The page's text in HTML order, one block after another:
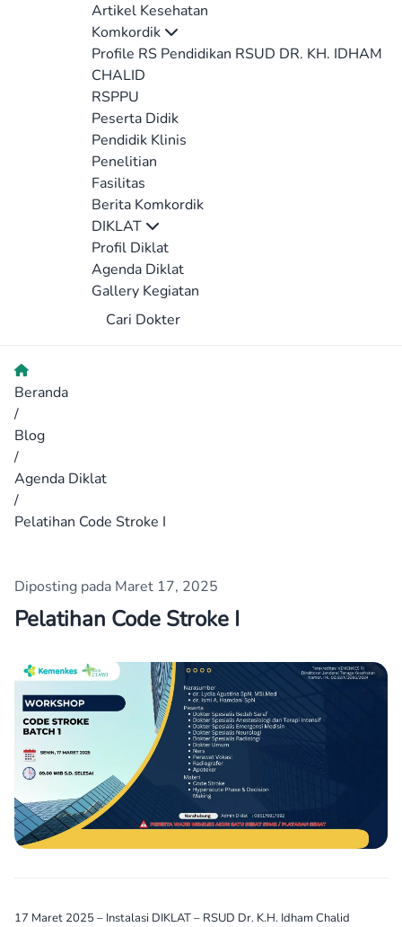
Artikel Kesehatan
Komkordik
Profile RS Pendidikan RSUD DR. KH. IDHAM
CHALID
RSPPU
Peserta Didik
Pendidik Klinis
Penelitian
Fasilitas
Berita Komkordik
DIKLAT
Profil Diklat
Agenda Diklat
Gallery Kegiatan
Cari Dokter
Beranda
/
Blog
/
Agenda Diklat
/
Pelatihan Code Stroke I
Diposting pada Maret 17, 2025
Pelatihan Code Stroke I
17 Maret 2025 – Instalasi DIKLAT – RSUD Dr. K.H. Idham Chalid